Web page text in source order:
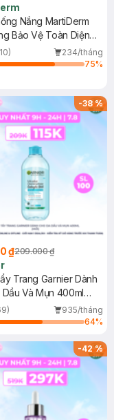
Nắng MartiDerm
Bảo Vệ Toàn Diện
234/tháng
75%
-38%
₫209.000 ₫
Trang Garnier Dành
Và Mụn 400ml
935/tháng
64%
-42%